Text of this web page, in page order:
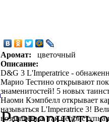
Аромат:
цветочный
Описание:
D&G 3 L'Imperatrice -
Марио Тестино открывают
знаменитостей! 5 новых
Наоми Кэмпбелл открывает
называться L'Imperatrice 3!
возвышенна, так неприступна